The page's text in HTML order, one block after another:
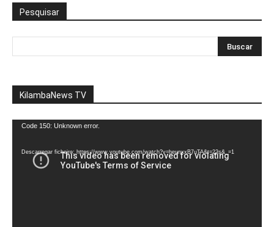
Pesquisar
KilambaNews TV
Reprodutor
vídeo
Code 150: Unknown error.
Descarregar ficheiro: https://www.youtube.com/watch?v=heunxxB7uTA&t=22s&_=1